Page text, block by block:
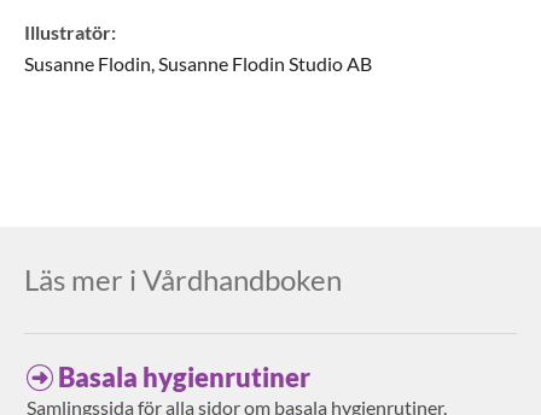
Illustratör:
Susanne Flodin,Susanne Flodin Studio AB
Läs mer i Vårdhandboken
Basala hygienrutiner
Samlingssida för alla sidor om basala hygienrutiner.